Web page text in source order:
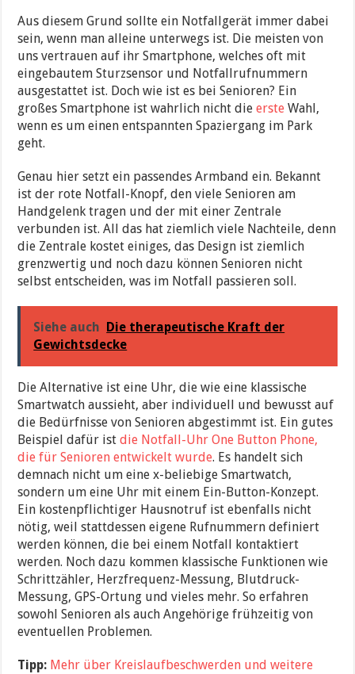
Aus diesem Grund sollte ein Notfallgerät immer dabei
sein, wenn man alleine unterwegs ist. Die meisten von
uns vertrauen auf ihr Smartphone, welches oft mit
eingebautem Sturzsensor und Notfallrufnummern
ausgestattet ist. Doch wie ist es bei Senioren? Ein
großes Smartphone ist wahrlich nicht dieerste Wahl,
wenn es um einen entspannten Spaziergang im Park
geht.
Genau hier setzt ein passendes Armband ein. Bekannt
ist der rote Notfall-Knopf, den viele Senioren am
Handgelenk tragen und der mit einer Zentrale
verbunden ist. All das hat ziemlich viele Nachteile, denn
die Zentrale kostet einiges, das Design ist ziemlich
grenzwertig und noch dazu können Senioren nicht
selbst entscheiden, was im Notfall passieren soll.
Siehe auch Die therapeutische Kraft der
Gewichtsdecke
Die Alternative ist eine Uhr, die wie eine klassische
Smartwatch aussieht, aber individuell und bewusst auf
die Bedürfnisse von Senioren abgestimmt ist. Ein gutes
Beispiel dafür istdie Notfall-Uhr One Button Phone,
die für Senioren entwickelt wurde. Es handelt sich
demnach nicht um eine x-beliebige Smartwatch,
sondern um eine Uhr mit einem Ein-Button-Konzept.
Ein kostenpflichtiger Hausnotruf ist ebenfalls nicht
nötig, weil stattdessen eigene Rufnummern definiert
werden können, die bei einem Notfall kontaktiert
werden. Noch dazu kommen klassische Funktionen wie
Schrittzähler, Herzfrequenz-Messung, Blutdruck-
Messung, GPS-Ortung und vieles mehr. So erfahren
sowohl Senioren als auch Angehörige frühzeitig von
eventuellen Problemen.
Tipp: Mehr über Kreislaufbeschwerden und weitere